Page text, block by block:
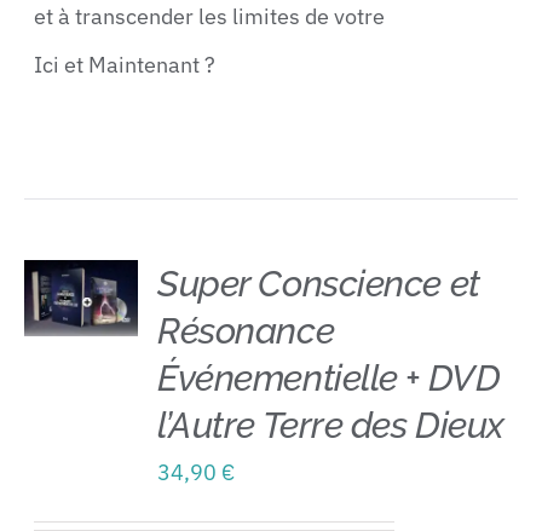
et à transcender les limites de votre
Ici et Maintenant ?
AJOUTER
Super Conscience et
Résonance
Événementielle + DVD
l’Autre Terre des Dieux
34,90 €